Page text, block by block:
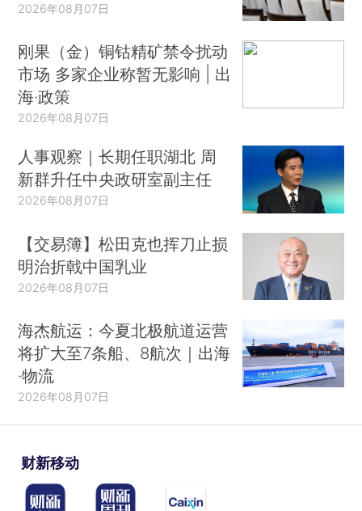
2026年08月07日
刚果（金）铜钴精矿禁令扰动
市场 多家企业称暂无影响 | 出
海·政策
2026年08月07日
人事观察｜长期任职湖北 周
新群升任中央政研室副主任
2026年08月07日
【交易簿】松田克也挥刀止损
明治折戟中国乳业
2026年08月07日
海杰航运：今夏北极航道运营
将扩大至7条船、8航次｜出海
·物流
2026年08月07日
财新移动